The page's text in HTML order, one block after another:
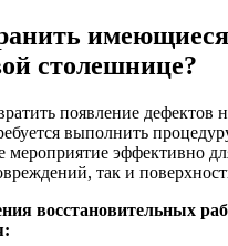
столешнице?
появление дефектов
выполнить
мероприятие эффективно
так и
восстановительных